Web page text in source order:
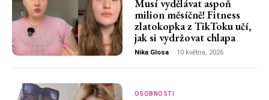
Musí vydělávat aspoň
milion měsíčně! Fitness
zlatokopka z TikToku učí,
jak si vydržovat chlapa
Nika Glosa - 10 května, 2026
OSOBNOSTI